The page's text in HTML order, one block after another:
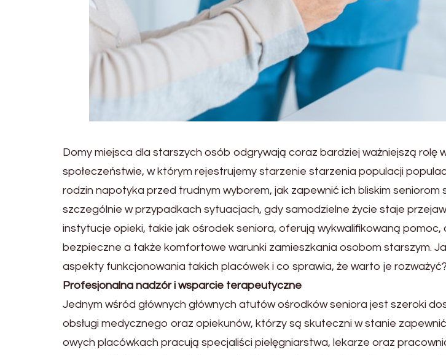
Domy miejsca dla starszych osób odgrywają coraz bardziej ważniejszą rolę
społeczeństwie, w którym rejestrujemy starzenie starzenia populacji
rodzin napotyka przed trudnym wyborem, jak zapewnić ich bliskim seniorom
szczególnie w przypadkach sytuacjach, gdy samodzielne życie staje
instytucje opieki, takie jak ośrodek seniora, oferują wykwalifikowaną pomoc,
bezpieczne a także komfortowe warunki zamieszkania osobom starszym.
aspekty funkcjonowania takich placówek i co sprawia, że warto je rozważyć?
Profesjonalna nadzór i wsparcie terapeutyczne
Jednym wśród głównych głównych atutów ośrodków seniora jest szeroki
obsługi medycznego oraz opiekunów, którzy są skuteczni w stanie
owych placówkach pracują specjaliści pielęgniarstwa, lekarze oraz